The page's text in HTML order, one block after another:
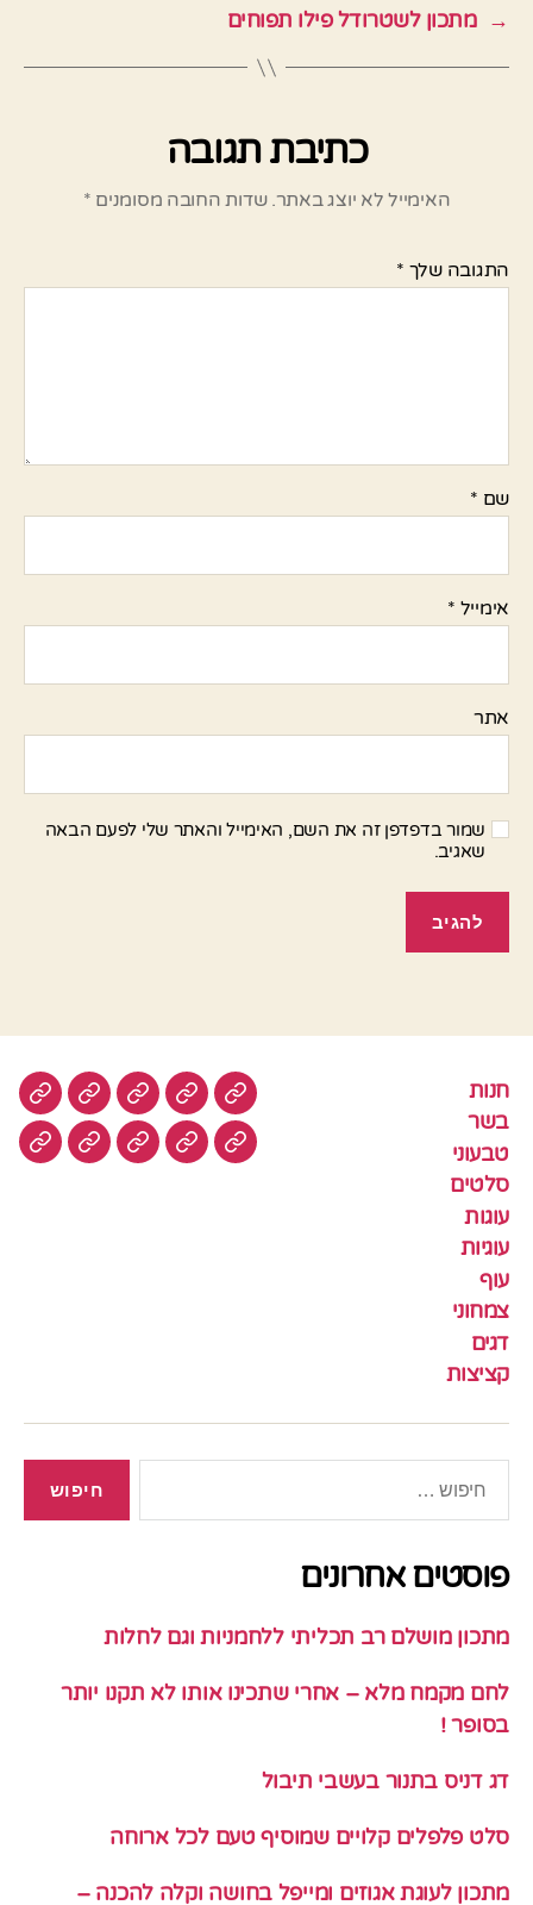
→ מתכון לשטרודל פילו תפוחים
כתיבת תגובה
האימייל לא יוצג באתר. שדות החובה מסומנים *
התגובה שלך *
שם *
אימייל *
אתר
שמור בדפדפן זה את השם, האימייל והאתר שלי לפעם הבאה
שאגיב.
חנות
בשר
טבעוני
סלטים
עוגות
עוגיות
עוף
צמחוני
דגים
קציצות
חנות בשר טבעוניסלטים
עוגיותעוף צמחונידגים
פוסטים אחרונים
מתכון מושלם רב תכליתי ללחמניות וגם לחלות
לחם מקמח מלא – אחרי שתכינו אותו לא תקנו יותר
בסופר !
דג דניס בתנור בעשבי תיבול
סלט פלפלים קלויים שמוסיף טעם לכל ארוחה
מתכון לעוגת אגוזים ומייפל בחושה וקלה להכנה –